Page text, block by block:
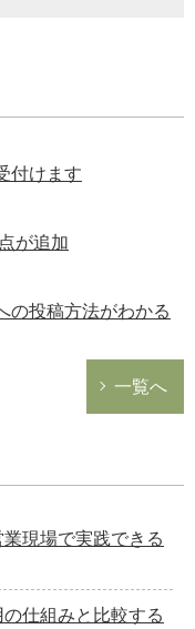
付けます
が追加
の投稿方法がわかる
一覧へ
現場で実践できる
仕組みと比較する